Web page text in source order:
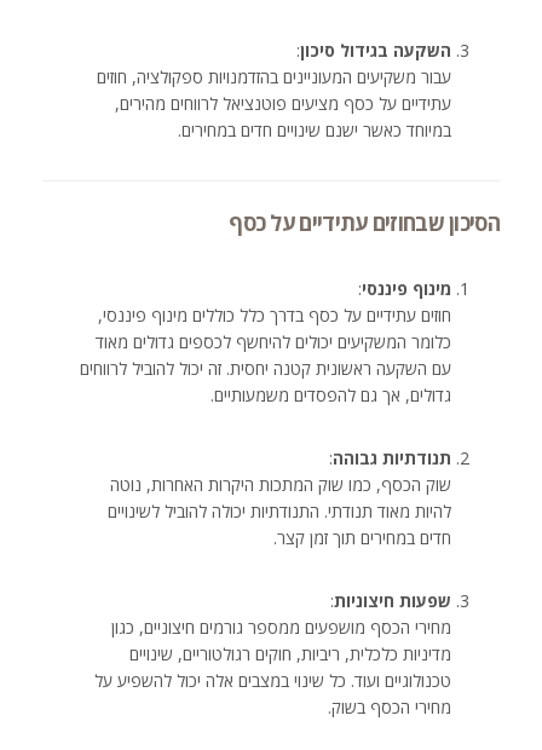
השקעה בגידול סיכון:
עבור משקיעים המעוניינים בהזדמנויות ספקולציה, חוזים
עתידיים על כסף מציעים פוטנציאל לרווחים מהירים,
במיוחד כאשר ישנם שינויים חדים במחירים.
הסיכון שבחוזים עתידיים על כסף
מינוף פיננסי:
חוזים עתידיים על כסף בדרך כלל כוללים מינוף פיננסי,
כלומר המשקיעים יכולים להיחשף לכספים גדולים מאוד
עם השקעה ראשונית קטנה יחסית. זה יכול להוביל לרווחים
גדולים, אך גם להפסדים משמעותיים.
תנודתיות גבוהה:
שוק הכסף, כמו שוק המתכות היקרות האחרות, נוטה
להיות מאוד תנודתי. התנודתיות יכולה להוביל לשינויים
חדים במחירים תוך זמן קצר.
שפעות חיצוניות:
מחירי הכסף מושפעים ממספר גורמים חיצוניים, כגון
מדיניות כלכלית, ריביות, חוקים רגולטוריים, שינויים
טכנולוגיים ועוד. כל שינוי במצבים אלה יכול להשפיע על
מחירי הכסף בשוק.